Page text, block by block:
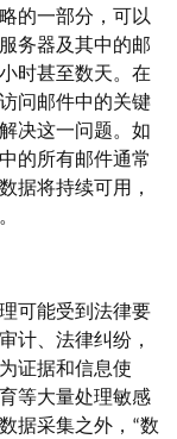
的一部分，可以
务器及其中的邮
时甚至数天。在
问邮件中的关键
决这一问题。如
的所有邮件通常
据将持续可用，
可能受到法律要
计、法律纠纷，
证据和信息使
等大量处理敏感
据采集之外， “数